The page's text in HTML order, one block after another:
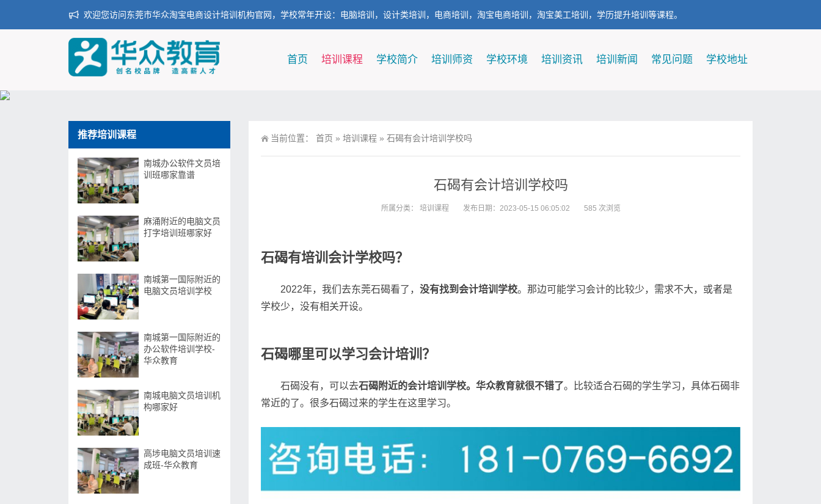
欢迎您访问东莞市华众淘宝电商设计培训机构官网，学校常年开设：电脑培训，设计类培训，电商培训，淘宝电商培训，淘宝美工培训，学历提升培训等课程。
首页 培训课程 学校简介 培训师资 学校环境 培训资讯 培训新闻 常见问题 学校地址
当前位置： 首页 » 培训课程 » 石碣有会计培训学校吗
石碣有会计培训学校吗
所属分类： 培训课程 发布日期：2023-05-15 06:05:02 585 次浏览
石碣有培训会计学校吗？
2022年，我们去东莞石碣看了， 没有找到会计培训学校。那边可能学习会计的比较少，需求不大，或者是
学校少，没有相关开设。
石碣哪里可以学习会计培训？
石碣没有，可以去石碣附近的会计培训学校。华众教育就很不错了。比较适合石碣的学生学习，具体石碣非
常近的了。很多石碣过来的学生在这里学习。
推荐培训课程
南城办公软件文员培
训班哪家靠谱
麻涌附近的电脑文员
打字培训班哪家好
南城第一国际附近的
电脑文员培训学校
南城第一国际附近的
办公软件培训学校-
华众教育
南城电脑文员培训机
构哪家好
高埗电脑文员培训速
成班-华众教育